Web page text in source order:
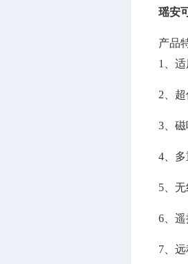
瑶安
产品
1、
2、
3、
4、
5、
6、
7、